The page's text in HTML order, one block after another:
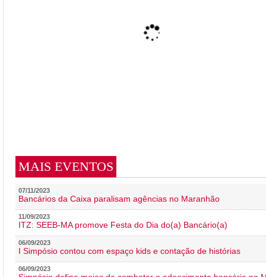
MAIS EVENTOS
07/11/2023
Bancários da Caixa paralisam agências no Maranhão
11/09/2023
ITZ: SEEB-MA promove Festa do Dia do(a) Bancário(a)
06/09/2023
I Simpósio contou com espaço kids e contação de histórias
06/09/2023